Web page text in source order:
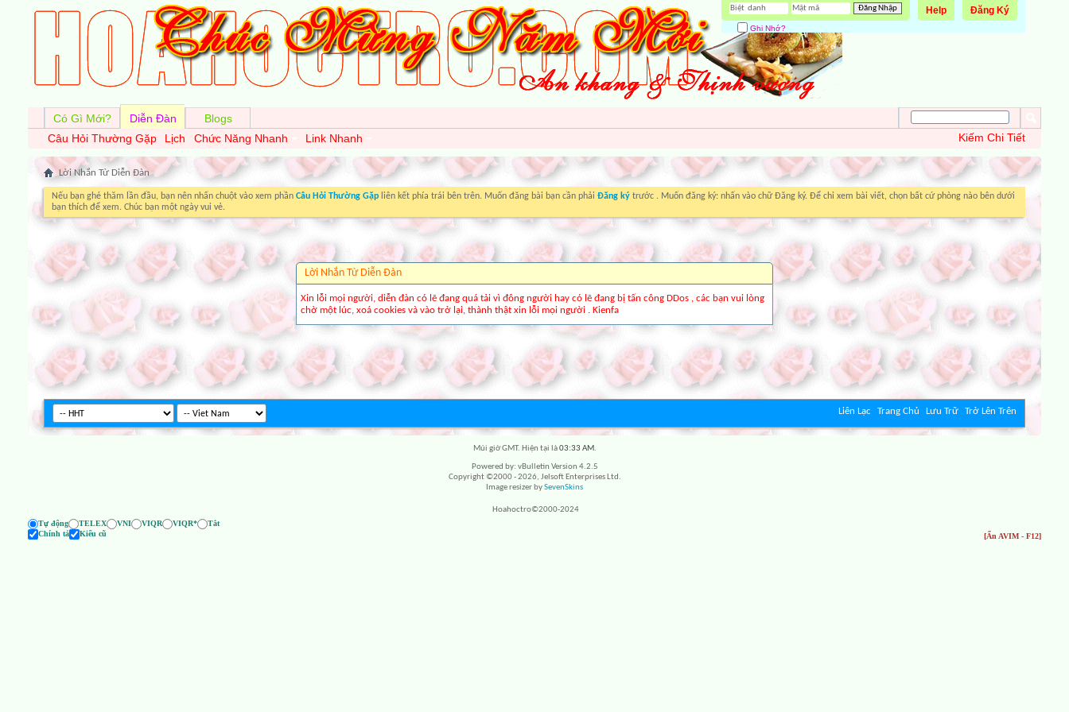
Đăng Ký
Help
Ghi Nhớ?
Có Gì Mới?
Diễn Đàn
Câu Hỏi Thường Gặp
Lịch Chức Năng Nhanh Link Nhanh
Blogs
Kiếm Chi Tiết
Lời Nhắn Từ Diễn Ðàn
Nếu bạn ghé thăm lần đầu, bạn nên nhấn chuột vào xem phần Câu Hỏi Thường Gặp liên kết phía trái bên trên. Muốn đăng bài bạn cần phải Đăng ký trước . Muốn đăng ký: nhấn vào chữ Đăng ký. Để chỉ xem bài viết, chọn bất cứ phòng nào bên dưới
bạn thích để xem. Chúc bạn một ngày vui vẻ.
Lời Nhắn Từ Diễn Ðàn
Xin lỗi mọi người, diễn đàn có lẽ đang quá tải vì đông người hay có lẽ đang bị tấn công DDos , các bạn vui lòng
chờ một lúc, xoá cookies và vào trở lại, thành thật xin lỗi mọi người . Kienfa
Liên Lạc Trang Chủ Lưu Trữ Trở Lên Trên
Múi giờ GMT. Hiện tại là03:33 AM.
Powered by: vBulletin Version 4.2.5
Copyright ©2000 - 2026, Jelsoft Enterprises Ltd.
Image resizer bySevenSkins
Hoahoctro©2000-2024
Tự động
TELEX VNI VIQR VIQR*
Tắt
[Ẩn AVIM - F12]
Chính tả Kiểu cũ